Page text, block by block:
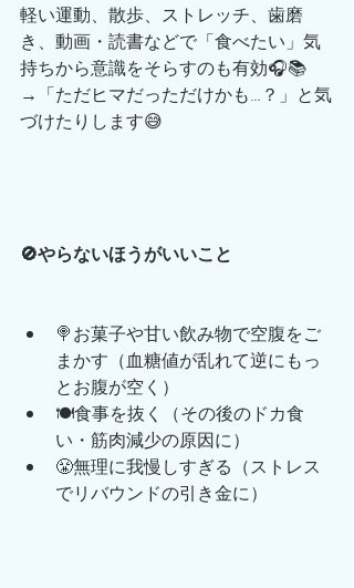
軽い運動、散歩、ストレッチ、歯磨
き、動画・読書などで「食べたい」気
持ちから意識をそらすのも有効🎧📚
→「ただヒマだっただけかも…？」と気
づけたりします😅
🚫やらないほうがいいこと
🍭お菓子や甘い飲み物で空腹をご
まかす（血糖値が乱れて逆にもっ
とお腹が空く）
🍽️食事を抜く（その後のドカ食
い・筋肉減少の原因に）
😤無理に我慢しすぎる（ストレス
でリバウンドの引き金に）